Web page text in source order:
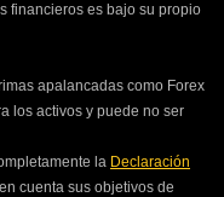
financieros es bajo su propio
apalancadas como Forex
los activos y puede no ser
la Declaración
cuenta sus objetivos de